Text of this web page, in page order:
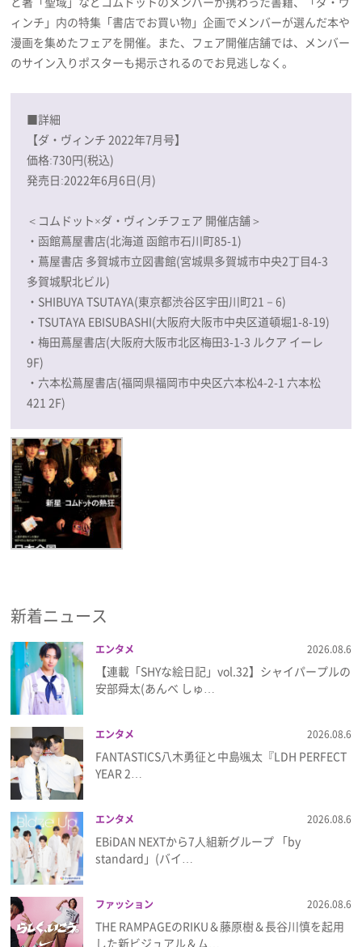
ィンチ」内の特集「書店でお買い物」企画でメンバーが選んだ本や
漫画を集めたフェアを開催。また、フェア開催店舗では、メンバー
のサイン入りポスターも掲示されるのでお見逃しなく。
■詳細
【ダ・ヴィンチ 2022年7月号】
価格:730円(税込)
発売日:2022年6月6日(月)
＜コムドット×ダ・ヴィンチフェア 開催店舗＞
・函館蔦屋書店(北海道 函館市石川町85-1)
・蔦屋書店 多賀城市立図書館(宮城県多賀城市中央2丁目4-3
多賀城駅北ビル)
・SHIBUYA TSUTAYA(東京都渋谷区宇田川町21－6)
・TSUTAYA EBISUBASHI(大阪府大阪市中央区道頓堀1-8-19)
・梅田蔦屋書店(大阪府大阪市北区梅田3-1-3 ルクア イーレ
9F)
・六本松蔦屋書店(福岡県福岡市中央区六本松4-2-1 六本松
421 2F)
新着ニュース
エンタメ 2026.08.6
【連載「SHYな絵日記」vol.32】シャイパープルの
安部舜太(あんべ しゅ…
エンタメ 2026.08.6
FANTASTICS八木勇征と中島颯太『LDH PERFECT
YEAR 2…
エンタメ 2026.08.6
EBiDAN NEXTから7⼈組新グループ 「by
standard」(バイ…
ファッション 2026.08.6
THE RAMPAGEのRIKU＆藤原樹＆長谷川慎を起用
した新ビジュアル＆ム…